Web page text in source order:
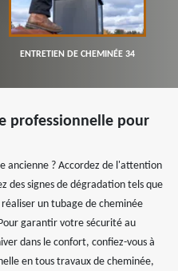
ENTRETIEN DE CHEMINÉE 34
professionnelle pour
ancienne ? Accordez de l'attention
des signes de dégradation tels que
un tubage de cheminée
garantir votre sécurité au
dans le confort, confiez-vous à
en tous travaux de cheminée,